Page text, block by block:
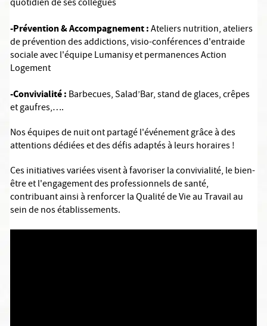
quotidien de ses collègues
-Prévention & Accompagnement :Ateliers nutrition, ateliers
de prévention des addictions, visio-conférences d'entraide
sociale avec l'équipe Lumanisy et permanences Action
Logement
-Convivialité : Barbecues, Salad’Bar, stand de glaces, crêpes
et gaufres,….
Nos équipes de nuit ont partagé l'événement grâce à des
attentions dédiées et des défis adaptés à leurs horaires !
Ces initiatives variées visent à favoriser la convivialité, le bien-
être et l'engagement des professionnels de santé,
contribuant ainsi à renforcer la Qualité de Vie au Travail au
sein de nos établissements.